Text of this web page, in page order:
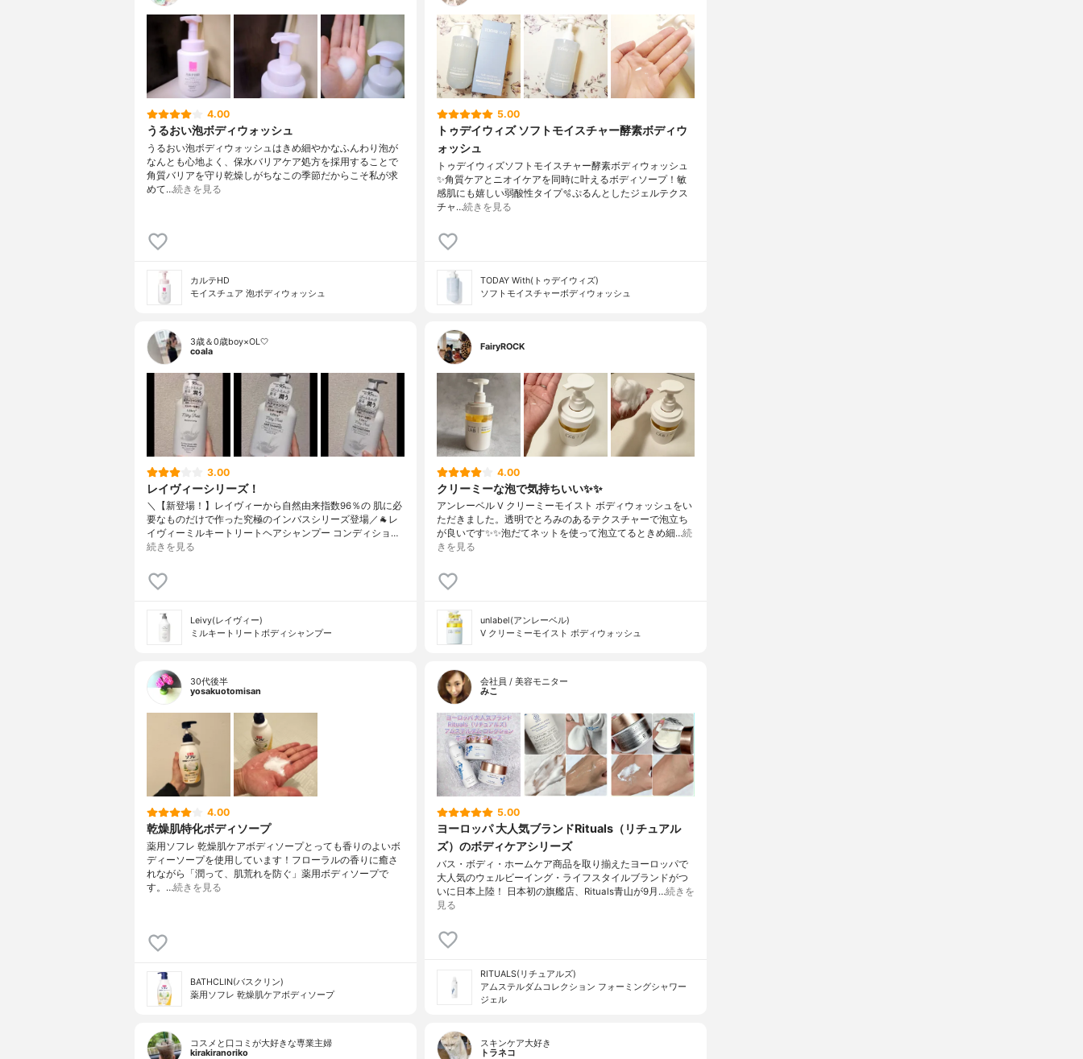
4.00
うるおい泡ボディウォッシュ
うるおい泡ボディウォッシュはきめ細やかなふんわり泡が
なんとも心地よく、保水バリアケア処方を採用することで
角質バリアを守り乾燥しがちなこの季節だからこそ私が求
めて…続きを見る
カルテHD
モイスチュア 泡ボディウォッシュ
5.00
トゥデイウィズ ソフトモイスチャー酵素ボディウ
ォッシュ
トゥデイウィズソフトモイスチャー酵素ボディウォッシュ
✨角質ケアとニオイケアを同時に叶えるボディソープ！敏
感肌にも嬉しい弱酸性タイプ🫧ぷるんとしたジェルテクス
チャ…続きを見る
TODAY With(トゥデイウィズ)
ソフトモイスチャーボディウォッシュ
3歳＆0歳boy×OL🤍
coala
3.00
レイヴィーシリーズ！
＼【新登場！】レイヴィーから自然由来指数96％の 肌に必
要なものだけで作った究極のインバスシリーズ登場／🐐レ
イヴィーミルキートリートヘアシャンプー コンディショ…
続きを見る
Leivy(レイヴィー)
ミルキートリートボディシャンプー
FairyROCK
4.00
クリーミーな泡で気持ちいい✨✨
アンレーベル V クリーミーモイスト ボディウォッシュをい
ただきました。透明でとろみのあるテクスチャーで泡立ち
が良いです✨✨泡だてネットを使って泡立てるときめ細…続
きを見る
unlabel(アンレーベル)
V クリーミーモイスト ボディウォッシュ
30代後半
yosakuotomisan
4.00
乾燥肌特化ボディソープ
薬用ソフレ 乾燥肌ケアボディソープとっても香りのよいボ
ディーソープを使用しています！フローラルの香りに癒さ
れながら「潤って、肌荒れを防ぐ」薬用ボディソープで
す。…続きを見る
BATHCLIN(バスクリン)
薬用ソフレ 乾燥肌ケアボディソープ
会社員 / 美容モニター
みこ
5.00
ヨーロッパ 大人気ブランドRituals（リチュアル
ズ）のボディケアシリーズ
バス・ボディ・ホームケア商品を取り揃えたヨーロッパで
大人気のウェルビーイング・ライフスタイルブランドがつ
いに日本上陸！ 日本初の旗艦店、Rituals青山が9月…続きを
見る
RITUALS(リチュアルズ)
アムステルダムコレクション フォーミングシャワー
ジェル
コスメと口コミが大好きな専業主婦
kirakiranoriko
スキンケア大好き
トラネコ